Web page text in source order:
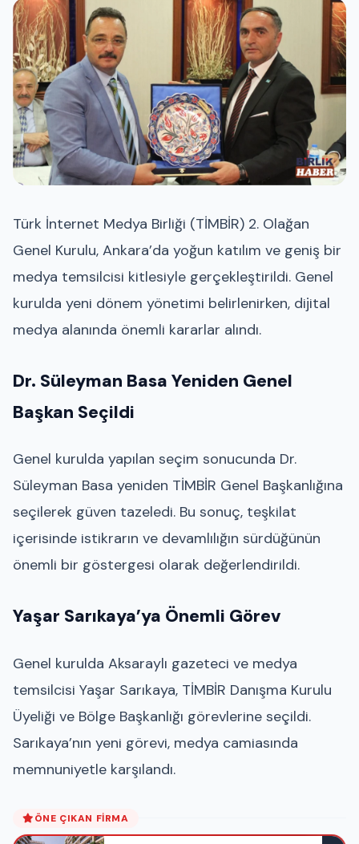
Türk İnternet Medya Birliği (TİMBİR) 2. Olağan
Genel Kurulu, Ankara’da yoğun katılım ve geniş bir
medya temsilcisi kitlesiyle gerçekleştirildi. Genel
kurulda yeni dönem yönetimi belirlenirken, dijital
medya alanında önemli kararlar alındı.
Dr. Süleyman Basa Yeniden Genel
Başkan Seçildi
Genel kurulda yapılan seçim sonucunda Dr.
Süleyman Basa yeniden TİMBİR Genel Başkanlığına
seçilerek güven tazeledi. Bu sonuç, teşkilat
içerisinde istikrarın ve devamlılığın sürdüğünün
önemli bir göstergesi olarak değerlendirildi.
Yaşar Sarıkaya’ya Önemli Görev
Genel kurulda Aksaraylı gazeteci ve medya
temsilcisi Yaşar Sarıkaya, TİMBİR Danışma Kurulu
Üyeliği ve Bölge Başkanlığı görevlerine seçildi.
Sarıkaya’nın yeni görevi, medya camiasında
memnuniyetle karşılandı.
ÖNE ÇIKAN FIRMA